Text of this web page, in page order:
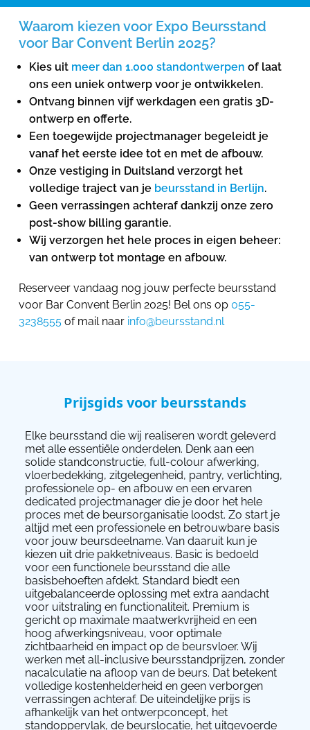
Waarom kiezen voor Expo Beursstand
voor Bar Convent Berlin 2025?
Kies uit meer dan 1.000 standontwerpen of laat
ons een uniek ontwerp voor je ontwikkelen.
Ontvang binnen vijf werkdagen een gratis 3D-
ontwerp en offerte.
Een toegewijde projectmanager begeleidt je
vanaf het eerste idee tot en met de afbouw.
Onze vestiging in Duitsland verzorgt het
volledige traject van je beursstand in Berlijn.
Geen verrassingen achteraf dankzij onze zero
post-show billing garantie.
Wij verzorgen het hele proces in eigen beheer:
van ontwerp tot montage en afbouw.
Reserveer vandaag nog jouw perfecte beursstand
voor Bar Convent Berlin 2025! Bel ons op 055-
3238555 of mail naar info@beursstand.nl
Prijsgids voor beursstands
Elke beursstand die wij realiseren wordt geleverd
met alle essentiële onderdelen. Denk aan een
solide standconstructie, full-colour afwerking,
vloerbedekking, zitgelegenheid, pantry, verlichting,
professionele op- en afbouw en een ervaren
dedicated projectmanager die je door het hele
proces met de beursorganisatie loodst. Zo start je
altijd met een professionele en betrouwbare basis
voor jouw beursdeelname. Van daaruit kun je
kiezen uit drie pakketniveaus. Basic is bedoeld
voor een functionele beursstand die alle
basisbehoeften afdekt. Standard biedt een
uitgebalanceerde oplossing met extra aandacht
voor uitstraling en functionaliteit. Premium is
gericht op maximale maatwerkvrijheid en een
hoog afwerkingsniveau, voor optimale
zichtbaarheid en impact op de beursvloer. Wij
werken met all-inclusive beursstandprijzen, zonder
nacalculatie na afloop van de beurs. Dat betekent
volledige kostenhelderheid en geen verborgen
verrassingen achteraf. De uiteindelijke prijs is
afhankelijk van het ontwerpconcept, het
standoppervlak, de beurslocatie, het uitgevoerde